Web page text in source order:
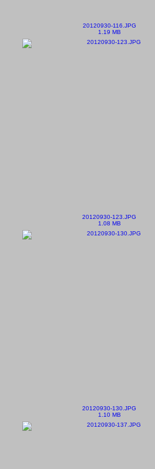
20120930-116.JPG
1.19 MB
20120930-123.JPG
1.08 MB
20120930-130.JPG
1.10 MB